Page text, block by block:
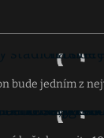
bude jedním z